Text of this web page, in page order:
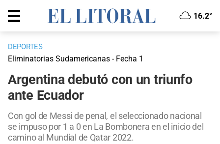
16.2°
DEPORTES
Eliminatorias Sudamericanas - Fecha 1
Argentina debutó con un triunfo
ante Ecuador
Con gol de Messi de penal, el seleccionado nacional
se impuso por 1 a 0 en La Bombonera en el inicio del
camino al Mundial de Qatar 2022.